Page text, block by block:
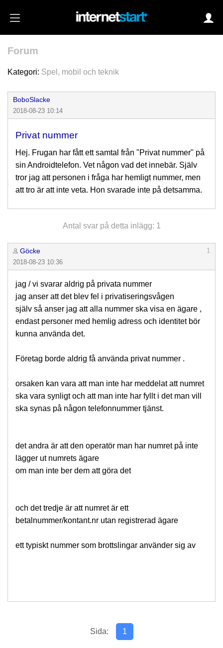
Forum
Kategori: Spel, mobil och teknik
BoboSlacke
2018-08-23 10:14
Privat nummer
Hej. Frugan har fått ett samtal från "Privat nummer" på
sin Androidtelefon. Vet någon vad det innebär. Själv
tror jag att personen i fråga har hemligt nummer, men
att tro är att inte veta. Hon svarade inte på detsamma.
Antal svar på detta inlägg: 1
Göcke
1
2018-08-23 10:36
jag / vi svarar aldrig på privata nummer
jag anser att det blev fel i privatiseringsvågen
själv så anser jag att alla nummer ska visa en ägare ,
endast personer med hemlig adress och identitet bör
kunna använda det.
Företag borde aldrig få använda privat nummer .
orsaken kan vara att man inte har meddelat att numret
ska vara synligt och att man inte har fyllt i det man vill
ska synas på någon telefonnummer tjänst.
det andra är att den operatör man har numret på inte
lägger ut numrets ägare
om man inte ber dem att göra det
och det tredje är att numret är ett
betalnummer/kontant.nr utan registrerad ägare
ett typiskt nummer som brottslingar använder sig av
Sida: 1